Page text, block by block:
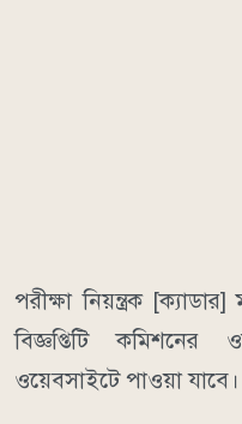
পরীক্ষা নিয়ন্ত্রক
বিজ্ঞপ্তিটি কমিশনের
ওয়েবসাইটে পাওয়া যাবে।